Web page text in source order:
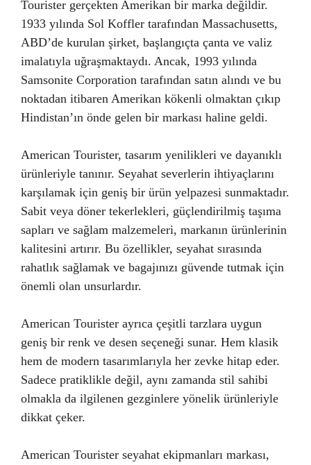
Tourister gerçekten Amerikan bir marka değildir.
1933 yılında Sol Koffler tarafından Massachusetts,
ABD’de kurulan şirket, başlangıçta çanta ve valiz
imalatıyla uğraşmaktaydı. Ancak, 1993 yılında
Samsonite Corporation tarafından satın alındı ve bu
noktadan itibaren Amerikan kökenli olmaktan çıkıp
Hindistan’ın önde gelen bir markası haline geldi.
American Tourister, tasarım yenilikleri ve dayanıklı
ürünleriyle tanınır. Seyahat severlerin ihtiyaçlarını
karşılamak için geniş bir ürün yelpazesi sunmaktadır.
Sabit veya döner tekerlekleri, güçlendirilmiş taşıma
sapları ve sağlam malzemeleri, markanın ürünlerinin
kalitesini artırır. Bu özellikler, seyahat sırasında
rahatlık sağlamak ve bagajınızı güvende tutmak için
önemli olan unsurlardır.
American Tourister ayrıca çeşitli tarzlara uygun
geniş bir renk ve desen seçeneği sunar. Hem klasik
hem de modern tasarımlarıyla her zevke hitap eder.
Sadece pratiklikle değil, aynı zamanda stil sahibi
olmakla da ilgilenen gezginlere yönelik ürünleriyle
dikkat çeker.
American Tourister seyahat ekipmanları markası,